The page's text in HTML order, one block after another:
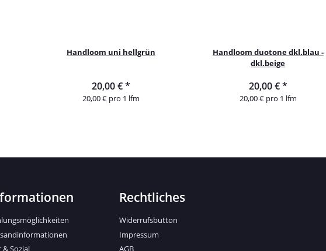
Handloom uni hellgrün
20,00 €*
20,00 € pro 1 lfm
Handloom duotone dkl.blau -
dkl.beige
20,00 €*
20,00 € pro 1 lfm
& Sozial
Rechtliches
Widerrufsbutton
Impressum
AGB